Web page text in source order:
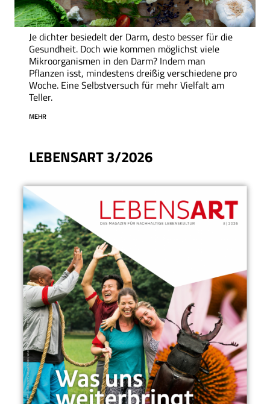
Je dichter besiedelt der Darm, desto besser für die
Gesundheit. Doch wie kommen möglichst viele
Mikroorganismen in den Darm? Indem man
Pflanzen isst, mindestens dreißig verschiedene pro
Woche. Eine Selbstversuch für mehr Vielfalt am
Teller.
MEHR
LEBENSART 3/2026